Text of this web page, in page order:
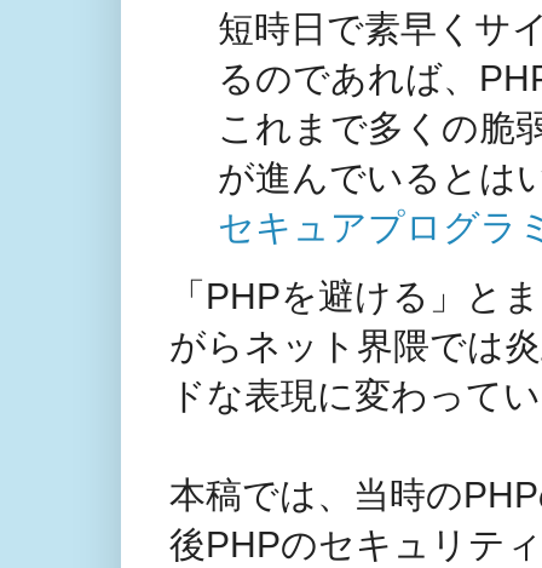
短時日で素早くサ
るのであれば、
これまで多くの脆
が進んでいるとは
セキュアプログラ
「PHPを避ける」と
がらネット界隈では
ドな表現に変わって
本稿では、当時の
後PHPのセキュリテ